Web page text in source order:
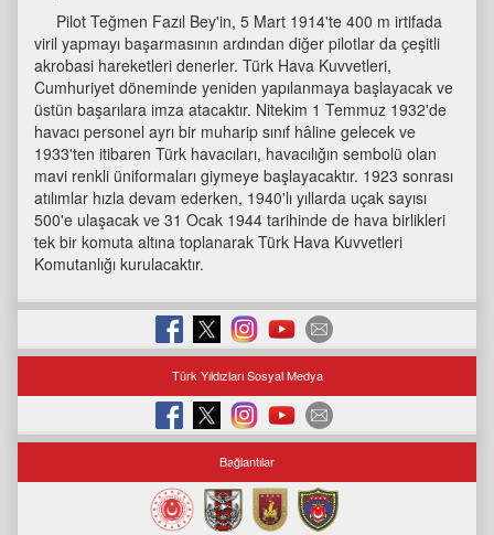
Pilot Teğmen Fazıl Bey'in, 5 Mart 1914'te 400 m irtifada
viril yapmayı başarmasının ardından diğer pilotlar da çeşitli
akrobasi hareketleri denerler. Türk Hava Kuvvetleri,
Cumhuriyet döneminde yeniden yapılanmaya başlayacak ve
üstün başarılara imza atacaktır. Nitekim 1 Temmuz 1932'de
havacı personel ayrı bir muharip sınıf hâline gelecek ve
1933'ten itibaren Türk havacıları, havacılığın sembolü olan
mavi renkli üniformaları giymeye başlayacaktır. 1923 sonrası
atılımlar hızla devam ederken, 1940'lı yıllarda uçak sayısı
500'e ulaşacak ve 31 Ocak 1944 tarihinde de hava birlikleri
tek bir komuta altına toplanarak Türk Hava Kuvvetleri
Komutanlığı kurulacaktır.
Türk Yıldızları Sosyal Medya
Bağlantılar